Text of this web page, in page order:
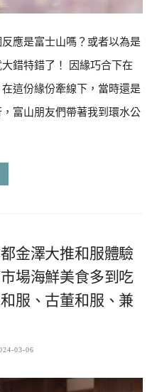
應是富士山嗎？或者以為是
錯特錯了！ 因緣巧合下在
這份緣份牽線下，當時還是
富山朋友們帶著我到環水公
金澤大推和服體驗
場海鮮美食多到吃
服、古董和服、兼
03-06